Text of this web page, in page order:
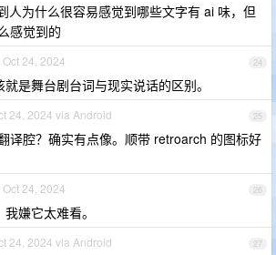
人为什么很容易感觉到哪些文字有 ai 味，但
感觉到的
24
Oct 24, 2024
就是舞台剧台词与现实说话的区别。
25
24, 2024 via Android
译腔？确实有点像。顺带 retroarch 的图标好
26
Oct 24, 2024
我嫌它太难看。
27
24, 2024 via Android